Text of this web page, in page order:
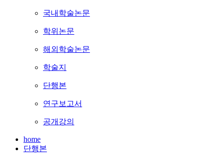
국내학술논문
학위논문
해외학술논문
학술지
단행본
연구보고서
공개강의
home
단행본